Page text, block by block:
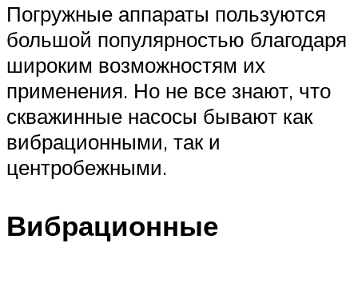
Погружные аппараты пользуются
большой популярностью благодаря
широким возможностям их
применения. Но не все знают, что
скважинные насосы бывают как
вибрационными, так и
центробежными.
Вибрационные